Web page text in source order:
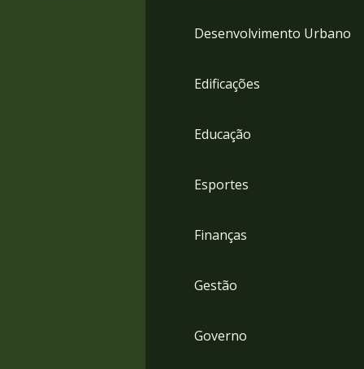
Desenvolvimento Urbano
Edificações
Educação
Esportes
Finanças
Gestão
Governo